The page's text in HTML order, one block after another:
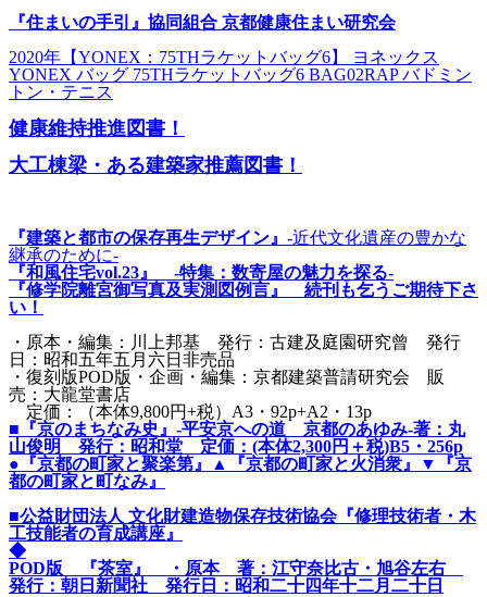
『住まいの手引』協同組合 京都健康住まい研究会
2020年【YONEX：75THラケットバッグ6】 ヨネックス
YONEX バッグ 75THラケットバッグ6 BAG02RAP バドミン
トン・テニス
健康維持推進図書！
大工棟梁・ある建築家推薦図書！
『建築と都市の保存再生デザイン』 -近代文化遺産の豊かな
継承のために-
『和風住宅vol.23』 -特集：数寄屋の魅力を探る-
『修学院離宮御写真及実測図例言』 続刊も乞うご期待下さ
い！
・原本・編集：川上邦基 発行：古建及庭園研究曾 発行
日：昭和五年五月六日非売品
・復刻版POD版・企画・編集：京都建築普請研究会 販
売：大龍堂書店
定価：（本体9,800円+税）A3・92p+A2・13p
■『京のまちなみ史』-平安京への道 京都のあゆみ-著：丸
山俊明 発行：昭和堂 定価：(本体2,300円＋税)B5・256p
●『京都の町家と聚楽第』▲『京都の町家と火消衆』▼『京
都の町家と町なみ』
■公益財団法人 文化財建造物保存技術協会『修理技術者・木
工技能者の育成講座』
◆
POD版 『茶室』 ・原本 著：江守奈比古・旭谷左右
発行：朝日新聞社 発行日：昭和二十四年十二月二十日